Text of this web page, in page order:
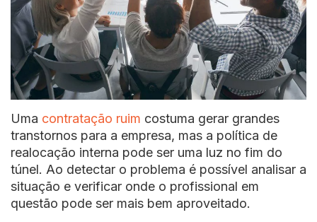
Uma contratação ruim costuma gerar grandes
transtornos para a empresa, mas a política de
realocação interna pode ser uma luz no fim do
túnel. Ao detectar o problema é possível analisar a
situação e verificar onde o profissional em
questão pode ser mais bem aproveitado.